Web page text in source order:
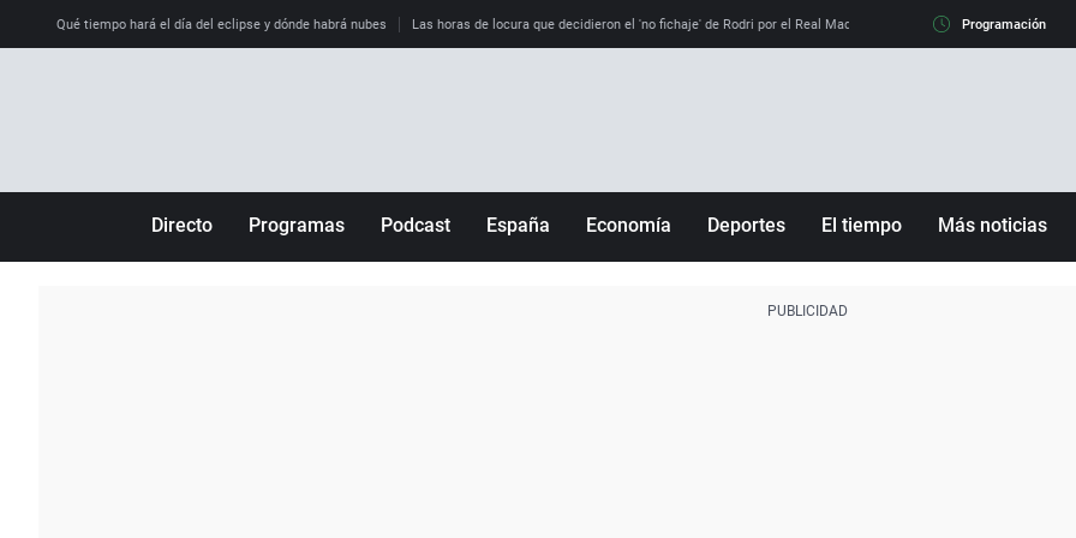
Qué tiempo hará el día del eclipse y dónde habrá nubes Las horas de locura que decidieron el 'no fichaje' de Rodri por el Real Madrid y su 'sí' al Barça La llamada
Programación
Directo Programas Podcast España Economía Deportes El tiempo Más noticias